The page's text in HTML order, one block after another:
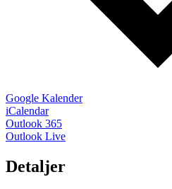
Google Kalender
iCalendar
Outlook 365
Outlook Live
Detaljer